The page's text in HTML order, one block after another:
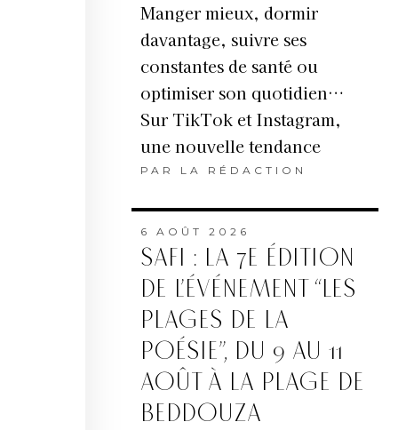
Manger mieux, dormir
davantage, suivre ses
constantes de santé ou
optimiser son quotidien…
Sur TikTok et Instagram,
une nouvelle tendance
PAR LA RÉDACTION
6 AOÛT 2026
SAFI : LA 7E ÉDITION
DE L’ÉVÉNEMENT “LES
PLAGES DE LA
POÉSIE”, DU 9 AU 11
AOÛT À LA PLAGE DE
BEDDOUZA